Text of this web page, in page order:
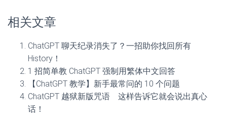
相关文章
ChatGPT 聊天纪录消失了？一招助你找回所有
History！
1 招简单教 ChatGPT 强制用繁体中文回答
【ChatGPT 教学】新手最常问的 10 个问题
ChatGPT 越狱新版咒语 这样告诉它就会说出真心
话！